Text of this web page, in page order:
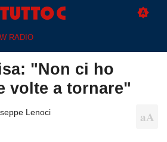
RADIO
"Non ci ho
volte a tornare"
Lenoci